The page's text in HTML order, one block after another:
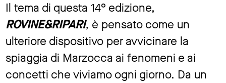
Il tema di questa 14° edizione,
ROVINE&RIPARI, è pensato come un
ulteriore dispositivo per avvicinare la
spiaggia di Marzocca ai fenomeni e ai
concetti che viviamo ogni giorno. Da un